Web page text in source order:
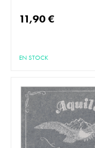
11,90 €
EN STOCK